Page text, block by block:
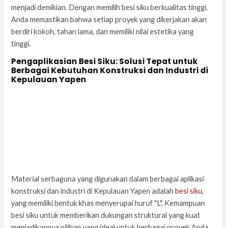
menjadi demikian. Dengan memilih besi siku berkualitas tinggi,
Anda memastikan bahwa setiap proyek yang dikerjakan akan
berdiri kokoh, tahan lama, dan memiliki nilai estetika yang
tinggi.
Pengaplikasian Besi Siku: Solusi Tepat untuk
Berbagai Kebutuhan Konstruksi dan Industri di
Kepulauan Yapen
Material serbaguna yang digunakan dalam berbagai aplikasi
konstruksi dan industri di Kepulauan Yapen adalahbesi siku,
yang memiliki bentuk khas menyerupai huruf "L". Kemampuan
besi siku untuk memberikan dukungan struktural yang kuat